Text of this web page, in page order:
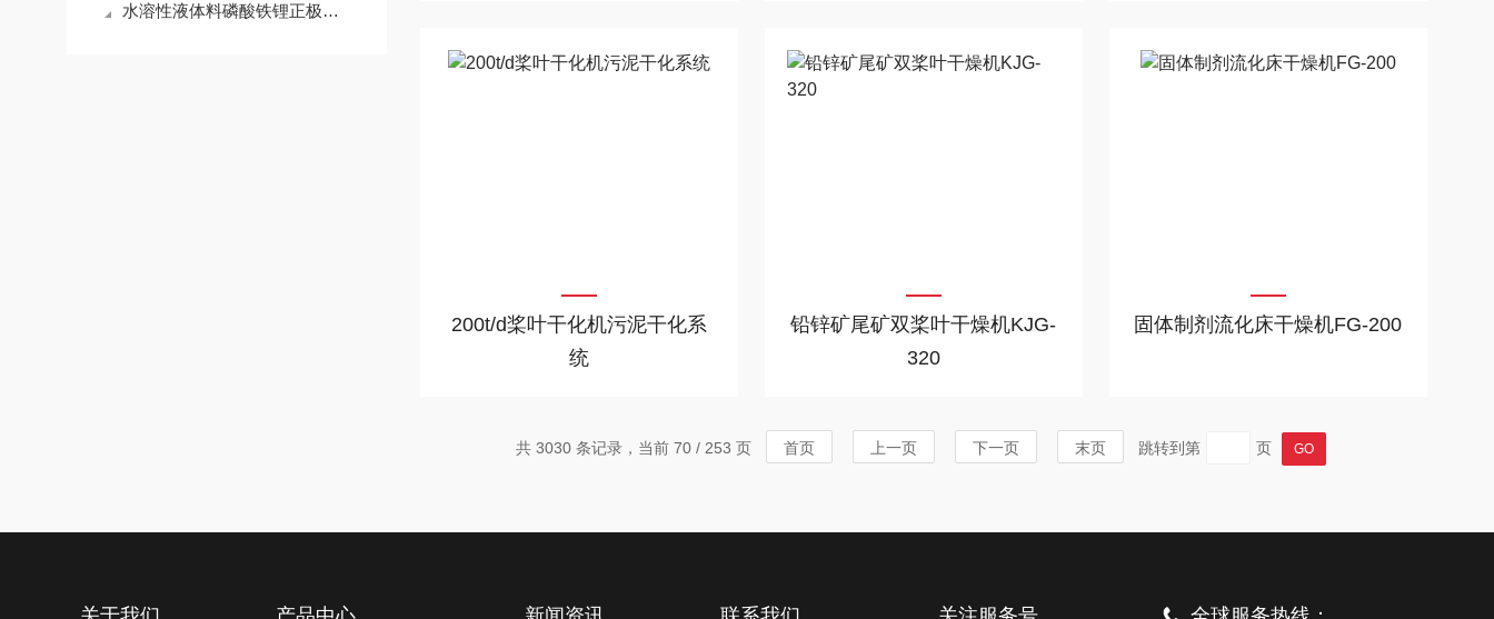
水溶性液体料磷酸铁锂正极材料喷雾干燥机
200t/d桨叶干化机污泥干化系
统
铅锌矿尾矿双桨叶干燥机KJG-
320
固体制剂流化床干燥机FG-200
共 3030 条记录，当前 70 / 253 页 首页 上一页 下一页 末页 跳转到第 页